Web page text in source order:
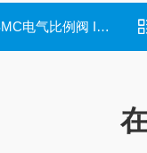
ITV2050-313N进口气动